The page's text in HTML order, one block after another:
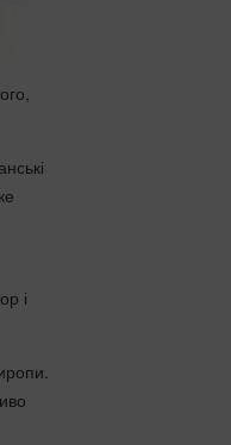
і